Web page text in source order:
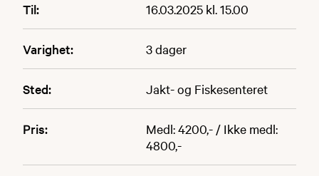
Til: 16.03.2025 kl. 15.00
Varighet: 3 dager
Sted: Jakt- og Fiskesenteret
Pris:
Medl: 4200,- / Ikke medl:
4800,-